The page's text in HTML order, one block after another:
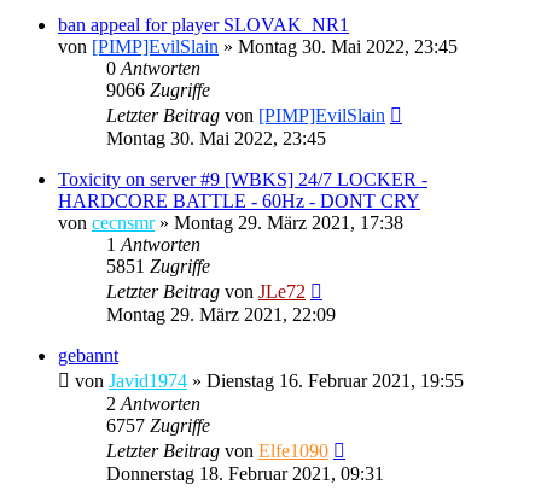
ban appeal for player SLOVAK_NR1
von [PIMP]EvilSlain » Montag 30. Mai 2022, 23:45
0 Antworten
9066 Zugriffe
Letzter Beitrag von [PIMP]EvilSlain
Montag 30. Mai 2022, 23:45
Toxicity on server #9 [WBKS] 24/7 LOCKER -
HARDCORE BATTLE - 60Hz - DONT CRY
von cecnsmr» Montag 29. März 2021, 17:38
1 Antworten
5851 Zugriffe
Letzter Beitrag von JLe72
Montag 29. März 2021, 22:09
gebannt
von Javid1974 » Dienstag 16. Februar 2021, 19:55
2 Antworten
6757 Zugriffe
Letzter Beitrag von Elfe1090
Donnerstag 18. Februar 2021, 09:31